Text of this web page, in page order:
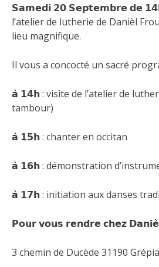
𝗦𝗮𝗺𝗲𝗱𝗶 𝟮𝟬 𝗦𝗲𝗽𝘁𝗲𝗺𝗯𝗿𝗲 𝗱𝗲
l’atelier de lutherie de Danièl
lieu magnifique.
Il vous a concocté un sacré
𝗮̀ 𝟭𝟰𝗵 : visite de l’atelier de
tambour)
𝗮̀ 𝟭𝟱𝗵 : chanter en occitan
𝗮̀ 𝟭𝟲𝗵 : démonstration
𝗮̀ 𝟭𝟳𝗵 : initiation aux danses
𝗣𝗼𝘂𝗿 𝘃𝗼𝘂𝘀 𝗿𝗲𝗻𝗱𝗿𝗲 𝗰𝗵𝗲𝘇
3 chemin de Ducède 31190